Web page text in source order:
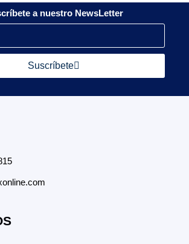
a nuestro NewsLetter
Suscríbete